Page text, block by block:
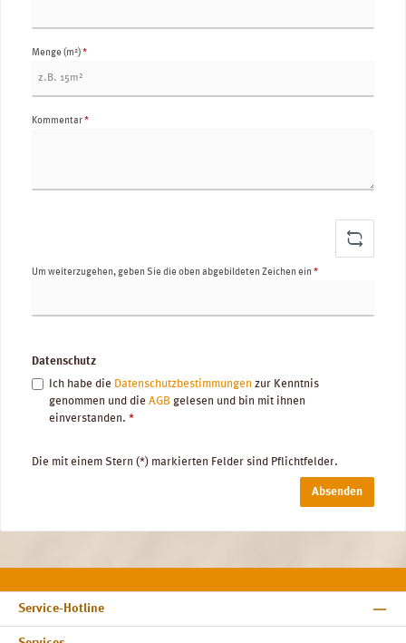
Menge (m²)*
Kommentar*
Um weiterzugehen, geben Sie die oben abgebildeten Zeichen ein *
Datenschutz
Ich habe die Datenschutzbestimmungen zur Kenntnis
genommen und die AGB gelesen und bin mit ihnen
einverstanden. *
Die mit einem Stern (*) markierten Felder sind Pflichtfelder.
Absenden
Service-Hotline